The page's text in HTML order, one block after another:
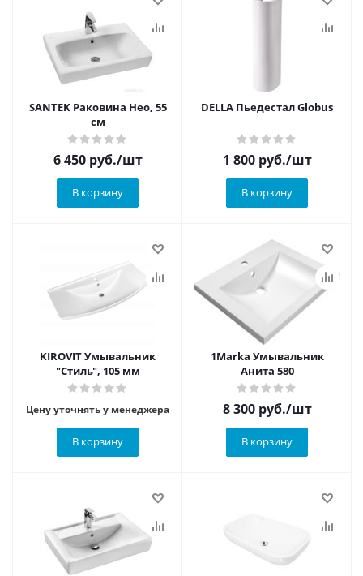
SANTEK Раковина Нео, 55
см
6 450руб./шт
В корзину
DELLA Пьедестал Globus
1 800руб./шт
В корзину
KIROVIT Умывальник
"Стиль", 105 мм
Цену уточнять у менеджера
В корзину
1Marka Умывальник
Анита 580
8 300руб./шт
В корзину